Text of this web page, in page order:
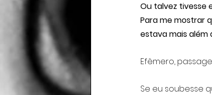
Ou talvez tivesse
Para me mostrar
estava mais além
Efêmero,
Se eu soubesse